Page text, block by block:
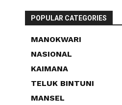
POPULAR CATEGORIES
MANOKWARI
NASIONAL
KAIMANA
TELUK BINTUNI
MANSEL